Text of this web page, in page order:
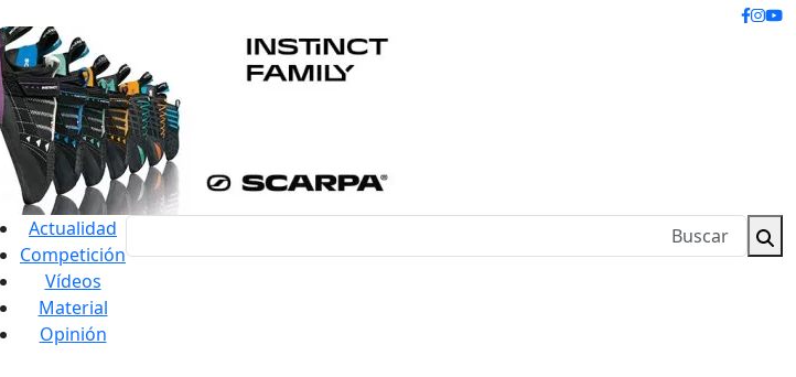
Actualidad
Competición
Vídeos
Material
Opinión